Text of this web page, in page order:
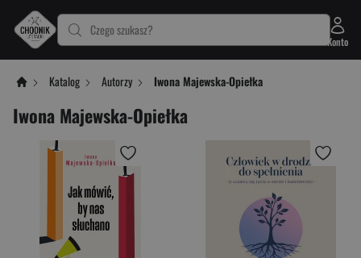
Czego szukasz?
Konto
Katalog Autorzy Iwona Majewska-Opiełka
Iwona Majewska-Opiełka